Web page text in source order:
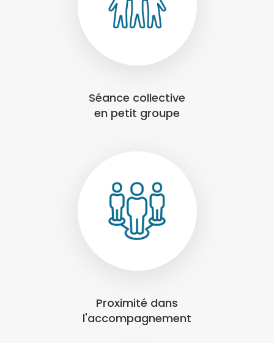
Séance collective
en petit groupe
Proximité dans
l'accompagnement